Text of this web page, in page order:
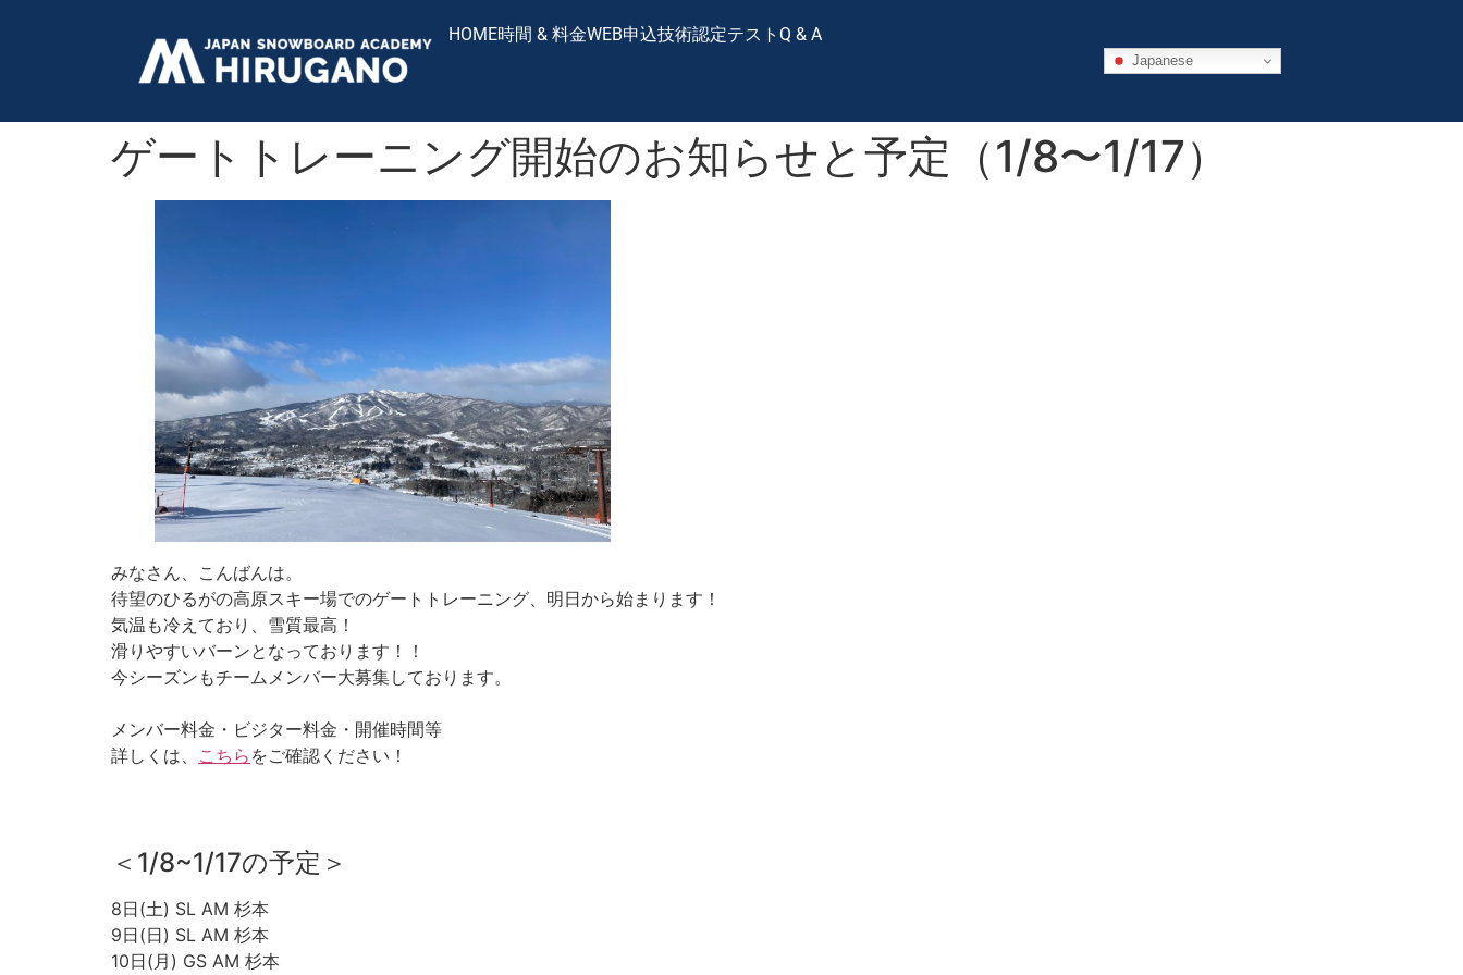
HOME時間 & 料金WEB申込技術認定テスト Q & A
Japanese
ゲートトレーニング開始のお知らせと予定（1/8〜1/17）
みなさん、こんばんは。
待望のひるがの高原スキー場でのゲートトレーニング、明日から始まります！
気温も冷えており、雪質最高！
滑りやすいバーンとなっております！！
今シーズンもチームメンバー大募集しております。
メンバー料金・ビジター料金・開催時間等
詳しくは、 こちら をご確認ください！
＜1/8~1/17の予定＞
8日(土) SL AM 杉本
9日(日) SL AM 杉本
10日(月) GS AM 杉本